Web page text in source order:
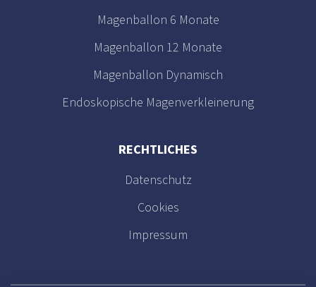
Magenballon 6 Monate
Magenballon 12 Monate
Magenballon Dynamisch
Endoskopische Magenverkleinerung
RECHTLICHES
Datenschutz
Cookies
Impressum